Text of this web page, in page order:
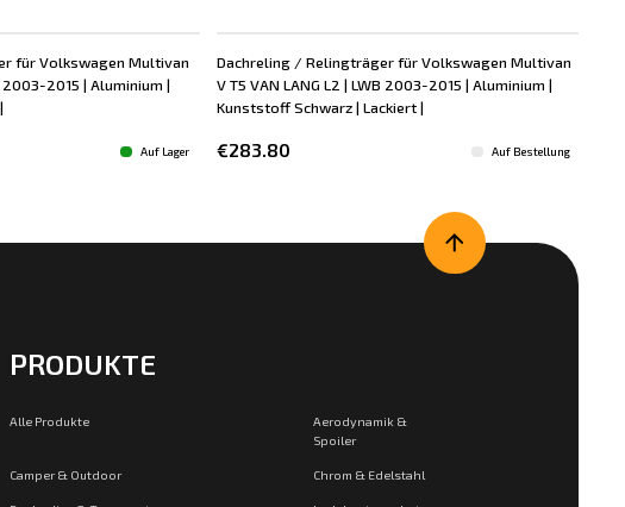
für Volkswagen Multivan
2003-2015 | Aluminium |
Auf Lager
Dachreling / Relingträger für Volkswagen Multivan
V T5 VAN LANG L2 | LWB 2003-2015 | Aluminium |
Kunststoff Schwarz | Lackiert |
€283.80 Auf Bestellung
PRODUKTE
Alle Produkte
Aerodynamik &
Spoiler
Camper & Outdoor Chrom & Edelstahl